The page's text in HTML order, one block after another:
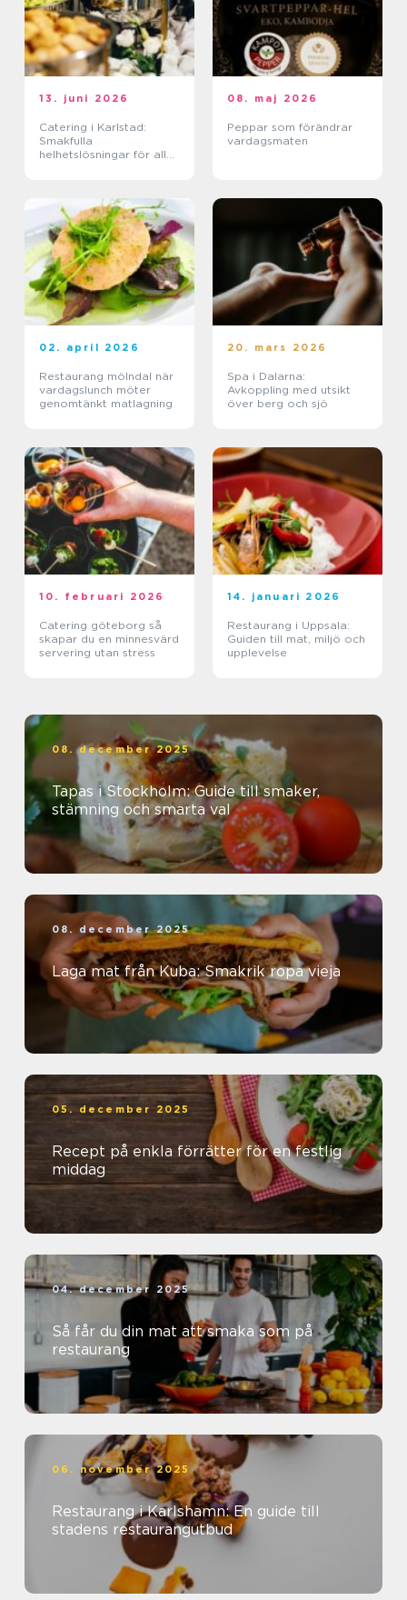
13. juni 2026
Catering i Karlstad:
Smakfulla
helhetslösningar för alla
08. maj 2026
Peppar som förändrar
vardagsmaten
02. april 2026
Restaurang mölndal när
vardagslunch möter
genomtänkt matlagning
20. mars 2026
Spa i Dalarna:
Avkoppling med utsikt
över berg och sjö
10. februari 2026
Catering göteborg så
skapar du en minnesvärd
servering utan stress
14. januari 2026
Restaurang i Uppsala:
Guiden till mat, miljö och
upplevelse
08. december 2025
Tapas i Stockholm: Guide till smaker,
stämning och smarta val
08. december 2025
Laga mat från Kuba: Smakrik ropa vieja
05. december 2025
Recept på enkla förrätter för en festlig
middag
04. december 2025
Så får du din mat att smaka som på
restaurang
06. november 2025
Restaurang i Karlshamn: En guide till
stadens restaurangutbud